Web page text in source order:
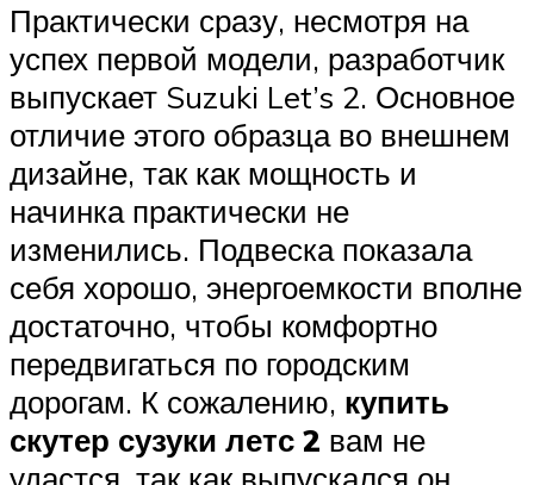
Практически сразу, несмотря на
успех первой модели, разработчик
выпускает Suzuki Let’s 2. Основное
отличие этого образца во внешнем
дизайне, так как мощность и
начинка практически не
изменились. Подвеска показала
себя хорошо, энергоемкости вполне
достаточно, чтобы комфортно
передвигаться по городским
дорогам. К сожалению, купить
скутер сузуки летс 2 вам не